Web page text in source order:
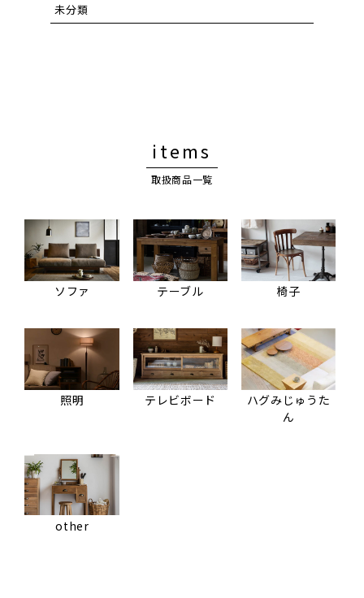
未分類
items
取扱商品一覧
ソファ テーブル 椅子
照明 テレビボード
ハグみじゅうた
ん
other